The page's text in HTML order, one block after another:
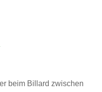
beim Billard zwischen